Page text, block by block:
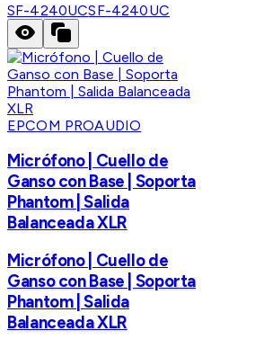
SF-4240UCSF-4240UC
EPCOM PROAUDIO
Micrófono | Cuello de
Ganso con Base | Soporta
Phantom | Salida
Balanceada XLR
Micrófono | Cuello de
Ganso con Base | Soporta
Phantom | Salida
Balanceada XLR